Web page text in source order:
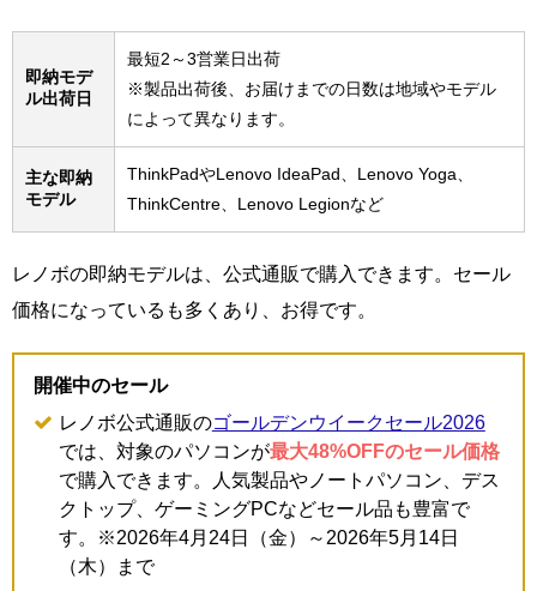
即納モデ
ル出荷日
最短2～3営業日出荷
※製品出荷後、お届けまでの日数は地域やモデル
によって異なります。
主な即納
モデル
ThinkPadやLenovo IdeaPad、Lenovo Yoga、
ThinkCentre、Lenovo Legionなど
レノボの即納モデルは、公式通販で購入できます。セール
価格になっているも多くあり、お得です。
開催中のセール
レノボ公式通販のゴールデンウイークセール2026
では、対象のパソコンが最大48%OFFのセール価格
で購入できます。人気製品やノートパソコン、デス
クトップ、ゲーミングPCなどセール品も豊富で
す。※2026年4月24日（金）～2026年5月14日
（木）まで